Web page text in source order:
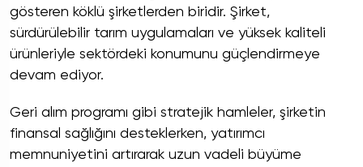
gösteren köklü şirketlerden biridir. Şirket,
sürdürülebilir tarım uygulamaları ve yüksek kaliteli
ürünleriyle sektördeki konumunu güçlendirmeye
devam ediyor.
Geri alım programı gibi stratejik hamleler, şirketin
finansal sağlığını desteklerken, yatırımcı
memnuniyetini artırarak uzun vadeli büyüme